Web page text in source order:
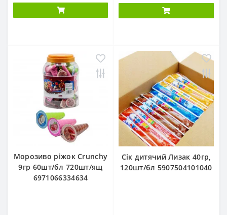
Морозиво ріжок Crunchy
9гр 60шт/бл 720шт/ящ
6971066334634
Сік дитячий Лизак 40гр,
120шт/бл 5907504101040